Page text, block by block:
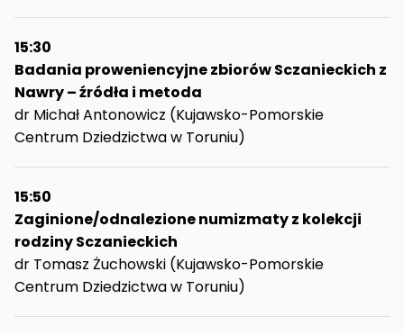
15:30
Badania proweniencyjne zbiorów Sczanieckich z
Nawry – źródła i metoda
dr Michał Antonowicz (Kujawsko-Pomorskie
Centrum Dziedzictwa w Toruniu)
15:50
Zaginione/odnalezione numizmaty z kolekcji
rodziny Sczanieckich
dr Tomasz Żuchowski (Kujawsko-Pomorskie
Centrum Dziedzictwa w Toruniu)